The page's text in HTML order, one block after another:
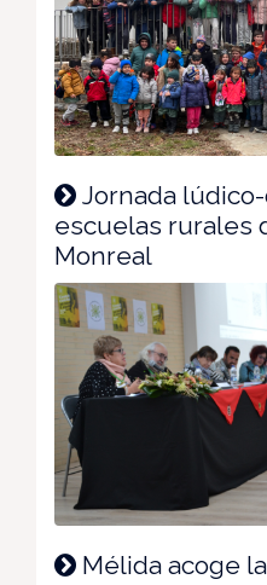
Jornada
escuelas rurales
Monreal
Mélida acoge